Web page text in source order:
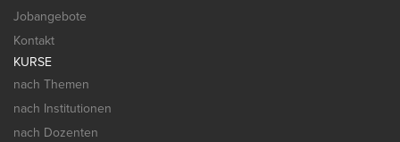
Jobangebote
Kontakt
KURSE
nach Themen
nach Institutionen
nach Dozenten